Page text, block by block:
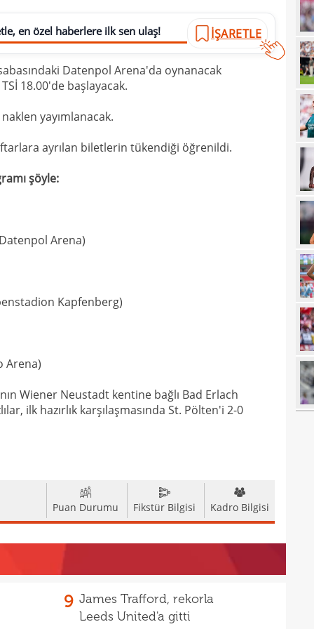
en özel haberlere ilk sen ulaş! İŞARETLE
Datenpol Arena'da oynanacak
18.00'de başlayacak.
yayımlanacak.
ayrılan biletlerin tükendiği öğrenildi.
şöyle:
Arena)
Kapfenberg)
Arena)
Wiener Neustadt kentine bağlı Bad Erlach
ilk hazırlık karşılaşmasında St. Pölten'i 2-0
Puan Durumu Fikstür Bilgisi Kadro Bilgisi
9 James Trafford, rekorla
Leeds United'a gitti